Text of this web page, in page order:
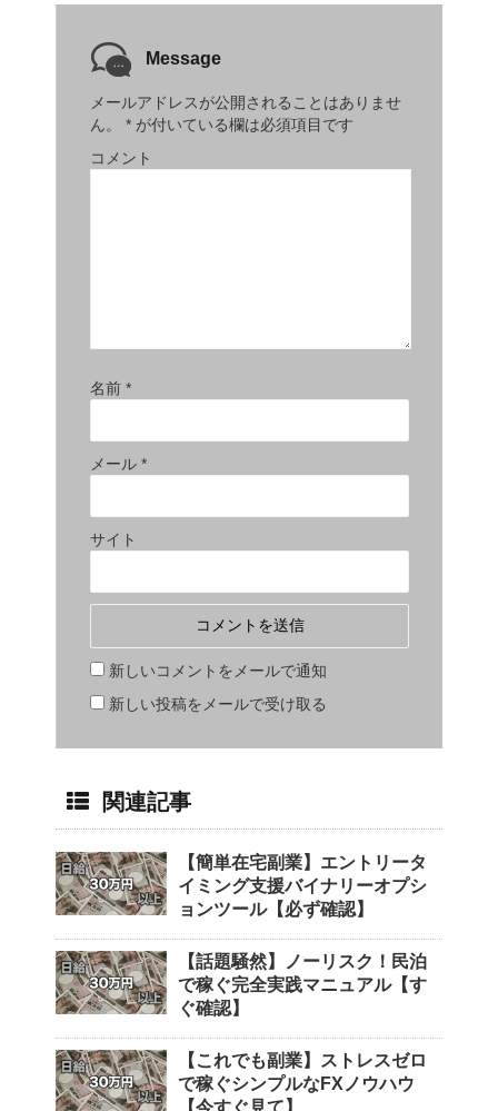
Message
メールアドレスが公開されることはありませ
ん。
* が付いている欄は必須項目です
コメント
名前 *
メール *
サイト
新しいコメントをメールで通知
新しい投稿をメールで受け取る
関連記事
【簡単在宅副業】エントリータ
イミング支援バイナリーオプシ
ョンツール【必ず確認】
【話題騒然】ノーリスク！民泊
で稼ぐ完全実践マニュアル【す
ぐ確認】
【これでも副業】ストレスゼロ
で稼ぐシンプルなFXノウハウ